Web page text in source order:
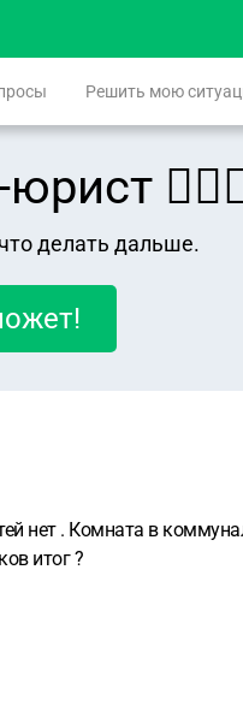
Решить мою
делать дальше.
нет . Комната в
итог ?